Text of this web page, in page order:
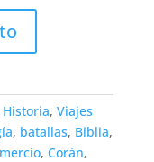
Historia, Viajes
, batallas, Biblia,
, Corán,